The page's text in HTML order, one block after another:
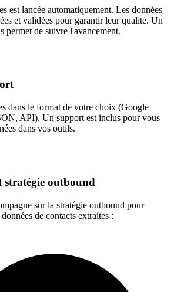
est lancée automatiquement. Les données
et validées pour garantir leur qualité. Un
permet de suivre l'avancement.
dans le format de votre choix (Google
API). Un support est inclus pour vous
dans vos outils.
stratégie outbound
sur la stratégie outbound pour
de contacts extraites :